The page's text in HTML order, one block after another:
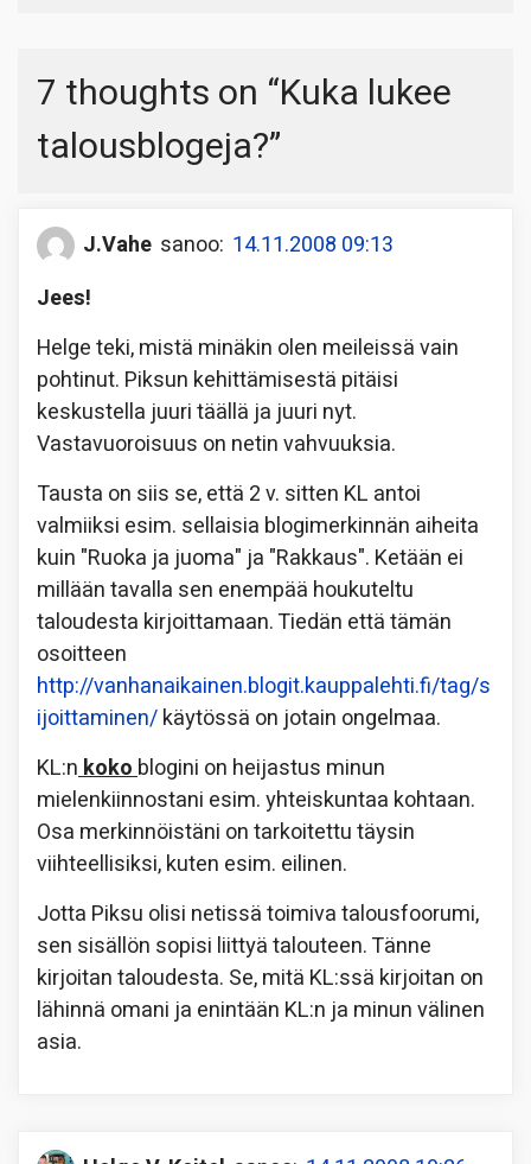
7 thoughts on “Kuka lukee
talousblogeja?”
J.Vahe sanoo: 14.11.2008 09:13
Jees!
Helge teki, mistä minäkin olen meileissä vain
pohtinut. Piksun kehittämisestä pitäisi
keskustella juuri täällä ja juuri nyt.
Vastavuoroisuus on netin vahvuuksia.
Tausta on siis se, että 2 v. sitten KL antoi
valmiiksi esim. sellaisia blogimerkinnän aiheita
kuin "Ruoka ja juoma" ja "Rakkaus". Ketään ei
millään tavalla sen enempää houkuteltu
taloudesta kirjoittamaan. Tiedän että tämän
osoitteen
http://vanhanaikainen.blogit.kauppalehti.fi/tag/s
ijoittaminen/käytössä on jotain ongelmaa.
KL:nkokoblogini on heijastus minun
mielenkiinnostani esim. yhteiskuntaa kohtaan.
Osa merkinnöistäni on tarkoitettu täysin
viihteellisiksi, kuten esim. eilinen.
Jotta Piksu olisi netissä toimiva talousfoorumi,
sen sisällön sopisi liittyä talouteen. Tänne
kirjoitan taloudesta. Se, mitä KL:ssä kirjoitan on
lähinnä omani ja enintään KL:n ja minun välinen
asia.